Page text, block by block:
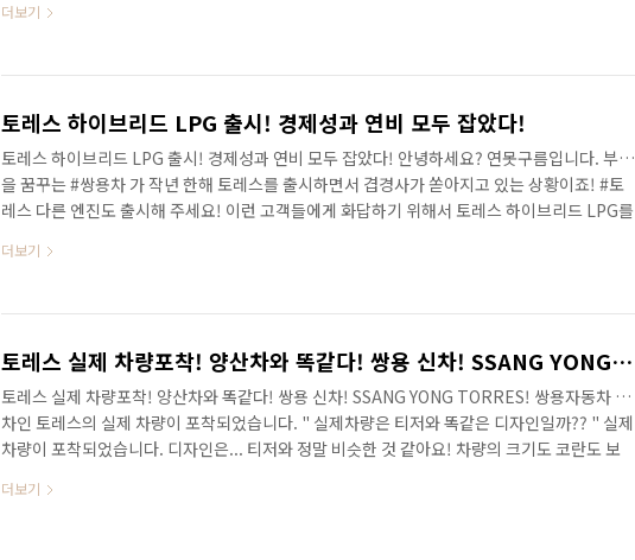
제 곧 개최될 서울 모빌리티쇼에서 EV9 양산차가 공개된다고 하니, 감회가 새롭네요! 영상으
보입니다. 티저가 공개되었는데 바로 #신형트랙스 이죠? 신형 트랙스의 국내명은 #트랙스크
더보기
토레스 하이브리드 LPG 출시! 경제성과 연비 모두 잡았다!
토레스 하이브리드 LPG 출시! 경제성과 연비 모두 잡았다! 안녕하세요? 연못구름입니다. 부활
을 꿈꾸는 #쌍용차 가 작년 한해 토레스를 출시하면서 겹경사가 쏟아지고 있는 상황이죠! #토
레스 다른 엔진도 출시해 주세요! 이런 고객들에게 화답하기 위해서 토레스 하이브리드 LPG를
#하이브리드LPG 이건 무슨 말인가요? 하이브리드는 2가지 이상의 동력을 사용하는 차량을
동력만 사용하는 QM6 LPG와 스포티지 LPG가 다른 첫 번째 차이점입니다. 그럼 어떤 방식이
더보기
토레스 실제 차량포착! 양산차와 똑같다! 쌍용 신차! SSANG YONG TORRES!
토레스 실제 차량포착! 양산차와 똑같다! 쌍용 신차! SSANG YONG TORRES! 쌍용자동차 신
차인 토레스의 실제 차량이 포착되었습니다. " 실제차량은 티저와 똑같은 디자인일까?? " 실제
차량이 포착되었습니다. 디자인은... 티저와 정말 비슷한 것 같아요! 차량의 크기도 코란도 보
와 얼마나 차이가 있는지 빠르게 만나보세요! #연못구름신차추천영상
더보기